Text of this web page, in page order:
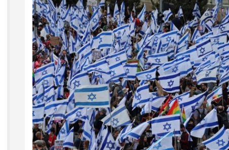
الأهلي المعمداني
يساند الصحفيين بزيارة لقناة الكوفية
حركة فتح بمحافظة خان يونس ينظم لقاءً
حركة فتح بمحافظة رفح يطلق حملة
حملة إلكترونية دعمًا للأسرى بمناسبة
يطلق حملة إلكترونية رفضًا لمشروع
في سجون الاحتلال
فيديو: لقاء مع القيادي
الفلسطيني محمد دحلان
برنامج قصارى القول على
قناة روسـيــا اليوم
دلياني: الاحتلال يسعى
للتغطية على جرائمه بقطع
الاتصالات عن غزة